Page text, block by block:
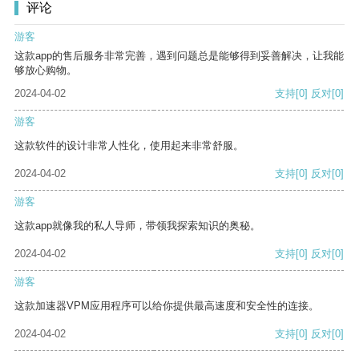
评论
游客
这款app的售后服务非常完善，遇到问题总是能够得到妥善解决，让我能
够放心购物。
2024-04-02
支持[0] 反对[0]
游客
这款软件的设计非常人性化，使用起来非常舒服。
2024-04-02 支持[0] 反对[0]
游客
这款app就像我的私人导师，带领我探索知识的奥秘。
2024-04-02 支持[0] 反对[0]
游客
这款加速器VPM应用程序可以给你提供最高速度和安全性的连接。
2024-04-02 支持[0] 反对[0]